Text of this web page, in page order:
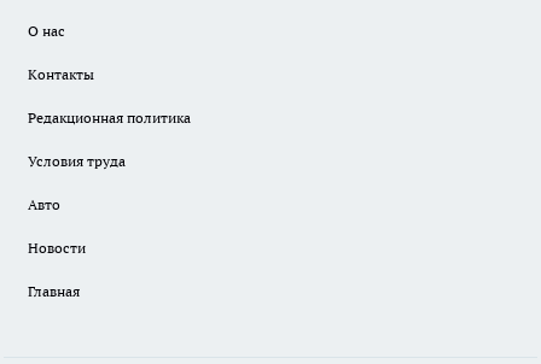
О нас
Контакты
Редакционная политика
Условия труда
Авто
Новости
Главная